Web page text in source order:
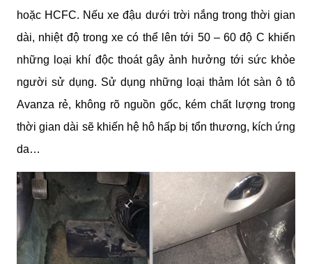
hoặc HCFC. Nếu xe đậu dưới trời nắng trong thời gian
dài, nhiệt độ trong xe có thể lên tới 50 – 60 độ C khiến
những loại khí độc thoát gây ảnh hưởng tới sức khỏe
người sử dụng. Sử dụng những loại thảm lót sàn ô tô
Avanza rẻ, không rõ nguồn gốc, kém chất lượng trong
thời gian dài sẽ khiến hệ hô hấp bị tổn thương, kích ứng
da…